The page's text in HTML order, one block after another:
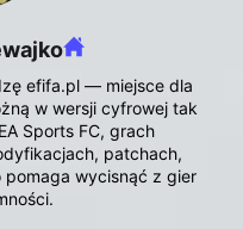
efifa.pl — miejsce dla
w wersji cyfrowej tak
Sports FC, grach
patchach,
wycisnąć z gier